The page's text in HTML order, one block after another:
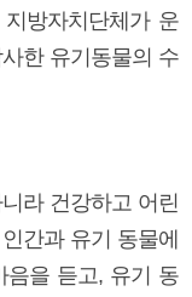
방자치단체가 운
한 유기동물의 수
라 건강하고 어린
간과 유기 동물에
음을 듣고, 유기 동